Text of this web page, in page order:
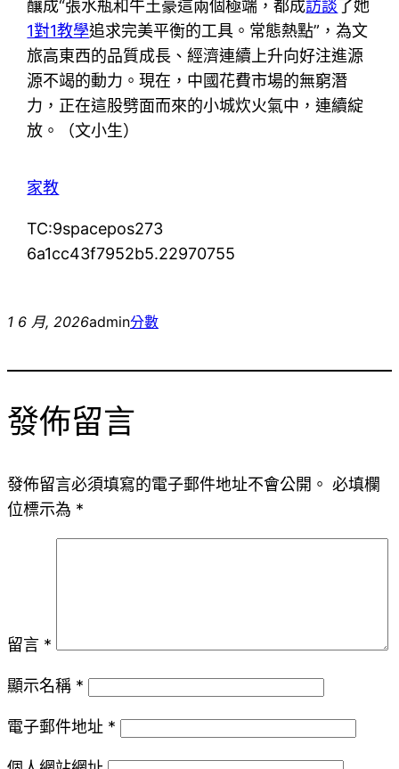
釀成“張水瓶和牛土豪這兩個極端，都成訪談了她
1對1教學追求完美平衡的工具。常態熱點”，為文
旅高東西的品質成長、經濟連續上升向好注進源
源不竭的動力。現在，中國花費市場的無窮潛
力，正在這股劈面而來的小城炊火氣中，連續綻
放。（文小生）
家教
TC:9spacepos273
6a1cc43f7952b5.22970755
1 6 月, 2026admin分數
發佈留言
發佈留言必須填寫的電子郵件地址不會公開。 必填欄
位標示為 *
留言 *
顯示名稱 *
電子郵件地址 *